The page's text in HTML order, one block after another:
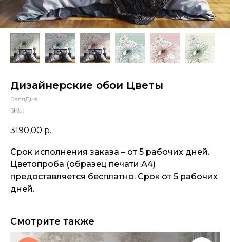
Дизайнерские обои Цветы
ВаллДиз
SKU:
3190,00 р.
Срок исполнения заказа – от 5 рабочих дней.
Цветопроба (образец печати А4)
предоставляется бесплатно. Срок от 5 рабочих
дней.
Смотрите также